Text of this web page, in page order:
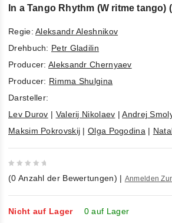
In a Tango Rhythm (W ritme tango)
Regie:Aleksandr Aleshnikov
Drehbuch: Petr Gladilin
Producer: Aleksandr Chernyaev
Producer: Rimma Shulgina
Darsteller:
Lev Durov | Valerij Nikolaev |Andrej
Maksim Pokrovskij |Olga Pogodina|
out
of
5
(0 Anzahl der Bewertungen) | Anmelden
Nicht auf Lager 0 auf Lager